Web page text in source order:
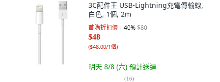
3C配件王 USB-Lightning充電傳輸線,
白色, 1個, 2m
首購折扣價 40%$80
$48
($48.00/1個)
明天 8/8 (六) 預計送達
(16)